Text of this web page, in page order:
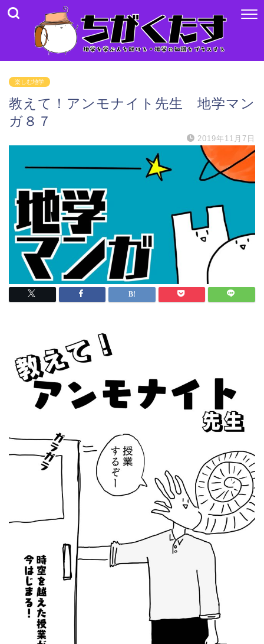
楽しむ地学
教えて！アンモナイト先生 地学マン
ガ８７
2019年11月7日